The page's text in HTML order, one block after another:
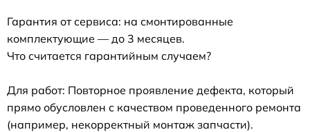
Гарантия от сервиса: на смонтированные
комплектующие — до 3 месяцев.
Что считается гарантийным случаем?
Для работ: Повторное проявление дефекта, который
прямо обусловлен с качеством проведенного ремонта
(например, некорректный монтаж запчасти).